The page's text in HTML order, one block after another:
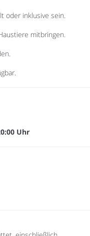
oder inklusive sein.
mitbringen.
Uhr